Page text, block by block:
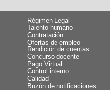
Régimen Legal
Talento humano
Contratación
Ofertas de empleo
Rendición de cuentas
Concurso docente
Pago Virtual
Control interno
Calidad
Buzón de notificaciones